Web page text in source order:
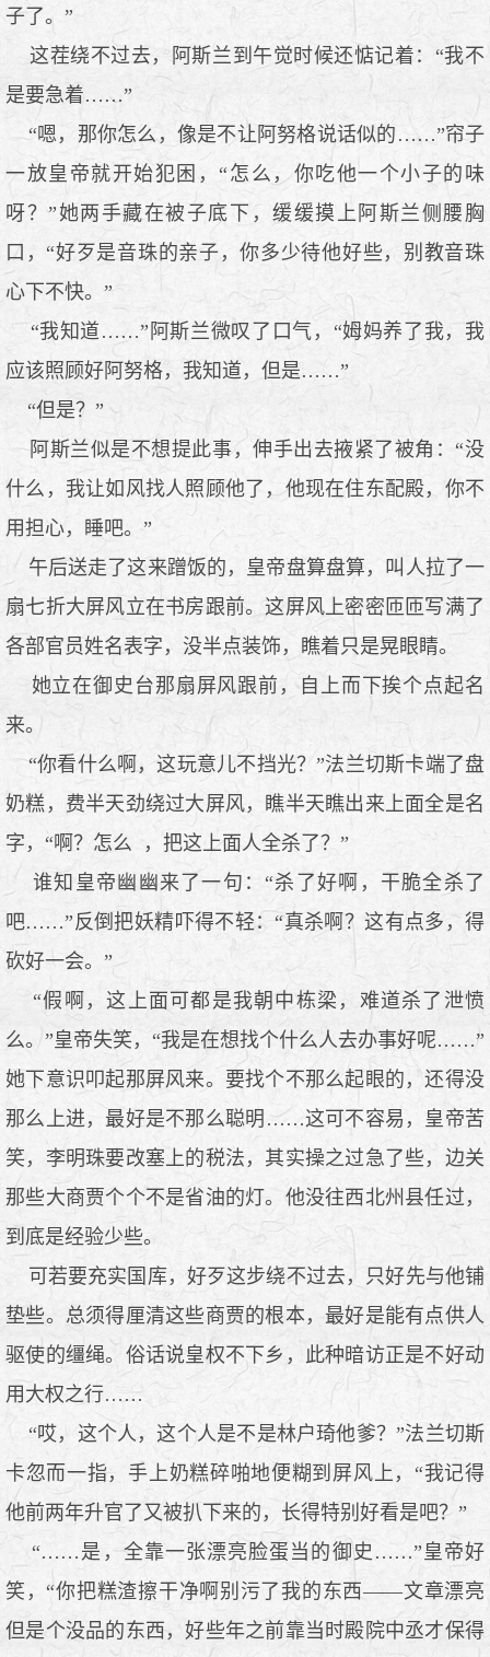
子了。”
这茬绕不过去，阿斯兰到午觉时候还惦记着：“我不
是要急着……”
“嗯，那你怎么，像是不让阿努格说话似的……”帘子
一放皇帝就开始犯困，“怎么，你吃他一个小子的味
呀？”她两手藏在被子底下，缓缓摸上阿斯兰侧腰胸
口，“好歹是音珠的亲子，你多少待他好些，别教音珠
心下不快。”
“我知道……”阿斯兰微叹了口气，“姆妈养了我，我
应该照顾好阿努格，我知道，但是……”
“但是？”
阿斯兰似是不想提此事，伸手出去掖紧了被角：“没
什么，我让如风找人照顾他了，他现在住东配殿，你不
用担心，睡吧。”
午后送走了这来蹭饭的，皇帝盘算盘算，叫人拉了一
扇七折大屏风立在书房跟前。这屏风上密密匝匝写满了
各部官员姓名表字，没半点装饰，瞧着只是晃眼睛。
她立在御史台那扇屏风跟前，自上而下挨个点起名
来。
“你看什么啊，这玩意儿不挡光？”法兰切斯卡端了盘
奶糕，费半天劲绕过大屏风，瞧半天瞧出来上面全是名
字，“啊？怎么 ，把这上面人全杀了？”
谁知皇帝幽幽来了一句：“杀了好啊，干脆全杀了
吧……”反倒把妖精吓得不轻：“真杀啊？这有点多，得
砍好一会。”
“假啊，这上面可都是我朝中栋梁，难道杀了泄愤
么。”皇帝失笑，“我是在想找个什么人去办事好呢……”
她下意识叩起那屏风来。要找个不那么起眼的，还得没
那么上进，最好是不那么聪明……这可不容易，皇帝苦
笑，李明珠要改塞上的税法，其实操之过急了些，边关
那些大商贾个个不是省油的灯。他没往西北州县任过，
到底是经验少些。
可若要充实国库，好歹这步绕不过去，只好先与他铺
垫些。总须得厘清这些商贾的根本，最好是能有点供人
驱使的缰绳。俗话说皇权不下乡，此种暗访正是不好动
用大权之行……
“哎，这个人，这个人是不是林户琦他爹？”法兰切斯
卡忽而一指，手上奶糕碎啪地便糊到屏风上，“我记得
他前两年升官了又被扒下来的，长得特别好看是吧？”
“……是，全靠一张漂亮脸蛋当的御史……”皇帝好
笑，“你把糕渣擦干净啊别污了我的东西——文章漂亮
但是个没品的东西，好些年之前靠当时殿院中丞才保得